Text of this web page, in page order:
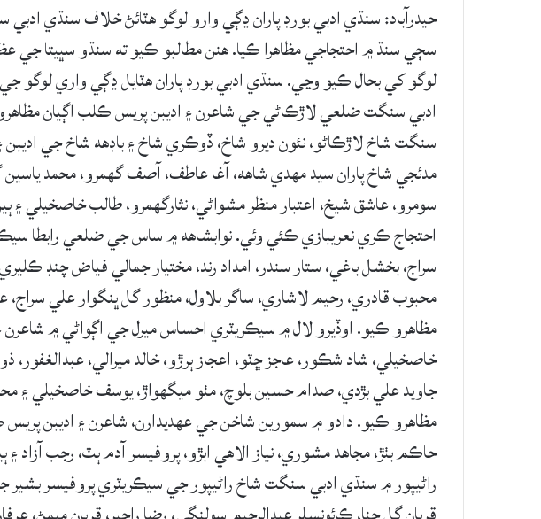
حيدرآباد: سنڌي ادبي بورڊ پاران ڍڳي وارو لوگو هٽائڻ خلاف سنڌي
سڄي سنڌ ۾ احتجاجي مظاهرا ڪيا. هنن مطالبو ڪيو ته سنڌو سڀيتا جي
ادبي سنگت ضلعي لاڙڪاڻي جي شاعرن ۽ اديبن پريس ڪلب اڳيان
سنگت شاخ لاڙڪاڻو، نئون ديرو شاخ، ڏوڪري شاخ ۽ باڊهه شاخ جي
مدئجي شاخ پاران سيد مهدي شاهه، آغا عاطف، آصف گهمرو، محمد
سومرو، عاشق شيخ، اعتبار منظر مشواڻي، نثارگهمرو، طالب خاصخيلي
احتجاج ڪري نعريبازي ڪئي وئي. نوابشاهه ۾ ساس جي ضلعي رابطا
سراج، بخشل باغي، ستار سندر، امداد رند، مختيار جمالي فياض چنڊ
محبوب قادري، رحيم لاشاري، ساگر بلاول، منظور گل ڀنگوار علي سراج،
مظاهرو ڪيو. اوڏيرو لال ۾ سيڪريٽري احساس ميرل جي اڳواڻي ۾
خاصخيلي، شاد شڪور، عاجز ڇٽو، اعجاز ٻرڙو، خالد ميرالي، عبدالغفور،
جاويد علي بڙدي، صدام حسين بلوچ، مٺو ميگهواڙ، يوسف خاصخيلي
مظاهرو ڪيو. دادو ۾ سمورين شاخن جي عهديدارن، شاعرن ۽ اديبن
حاڪم بٺڙ، مجاھد مشوري، نياز الاھي ابڙو، پروفيسر آدم ٻٽ، رجب آزاد
راڻيپور ۾ سنڌي ادبي سنگت شاخ راڻيپور جي سيڪريٽري پروفيسر